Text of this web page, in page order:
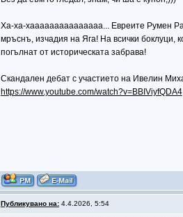
Ха-ха-хааааааааааааааа... Евреите Румен
мръснъ, изчадия на Яга! На всички боклуци,
погълнат от историческата забрава!
Скандален дебат с участието на Ивелин
https://www.youtube.com/watch?v=BBIViyfQDA4
Публикувано на:4.4.2026, 5:54